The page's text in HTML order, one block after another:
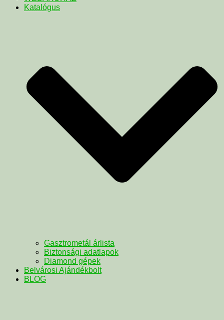
Katalógus
Gasztrometál árlista
Biztonsági adatlapok
Diamond gépek
Belvárosi Ajándékbolt
BLOG